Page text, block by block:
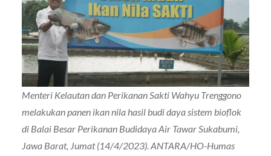
Menteri Kelautan dan Perikanan Sakti Wahyu Trenggono
melakukan panen ikan nila hasil budi daya sistem bioflok
di Balai Besar Perikanan Budidaya Air Tawar Sukabumi,
Jawa Barat, Jumat (14/4/2023). ANTARA/HO-Humas